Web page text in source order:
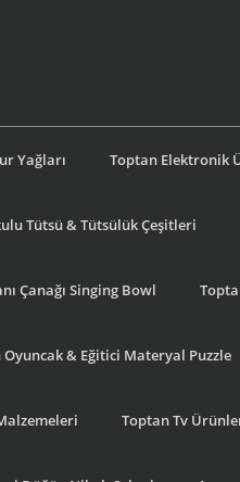
Yağları Toptan Elektronik
Tütsü & Tütsülük Çeşitleri
Çanağı Singing Bowl
& Eğitici Materyal Puzzle
Toptan Tv